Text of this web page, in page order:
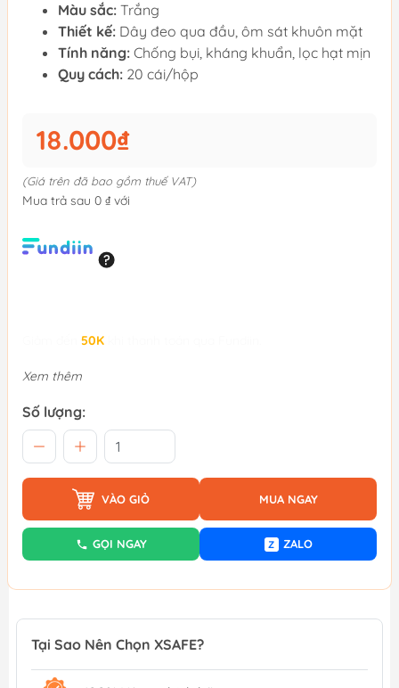
Màu sắc: Trắng
Thiết kế: Dây đeo qua đầu, ôm sát khuôn mặt
Tính năng: Chống bụi, kháng khuẩn, lọc hạt mịn
Quy cách: 20 cái/hộp
18.000₫
(Giá trên đã bao gồm thuế VAT)
Mua trả sau 0 ₫ với
50K
Xem thêm
Số lượng:
VÀO GIỎ MUA NGAY
GỌI NGAY Z ZALO
Tại Sao Nên Chọn XSAFE?